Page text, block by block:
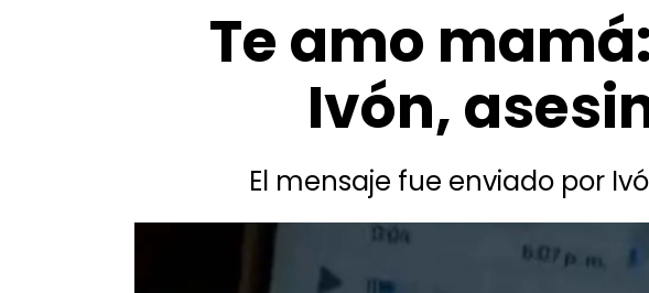
Te amo
Ivón,
El mensaje fue enviado por